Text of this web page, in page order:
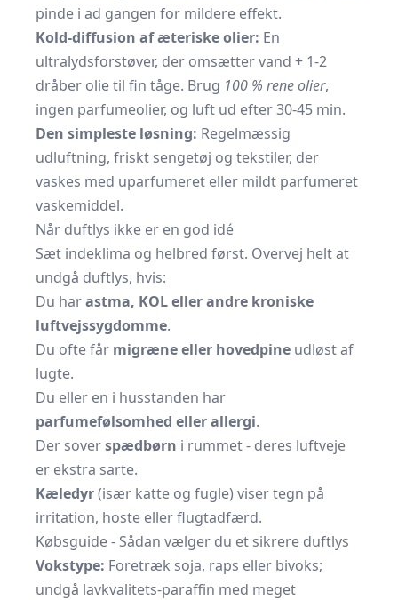
pinde i ad gangen for mildere effekt.
Kold-diffusion af æteriske olier: En
ultralydsforstøver, der omsætter vand + 1-2
dråber olie til fin tåge. Brug 100 % rene olier,
ingen parfumeolier, og luft ud efter 30-45 min.
Den simpleste løsning: Regelmæssig
udluftning, friskt sengetøj og tekstiler, der
vaskes med uparfumeret eller mildt parfumeret
vaskemiddel.
Når duftlys ikke er en god idé
Sæt indeklima og helbred først. Overvej helt at
undgå duftlys, hvis:
Du harastma, KOL eller andre kroniske
luftvejssygdomme.
Du ofte får migræne eller hovedpine udløst af
lugte.
Du eller en i husstanden har
parfumefølsomhed eller allergi.
Der soverspædbørn i rummet - deres luftveje
er ekstra sarte.
Kæledyr(især katte og fugle) viser tegn på
irritation, hoste eller flugtadfærd.
Købsguide - Sådan vælger du et sikrere duftlys
Vokstype: Foretræk soja, raps eller bivoks;
undgå lavkvalitets-paraffin med meget